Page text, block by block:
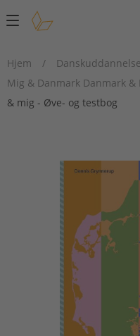
Main
Hjem
/
Mig & Danmark Danmark &
& mig - Øve- og testbog